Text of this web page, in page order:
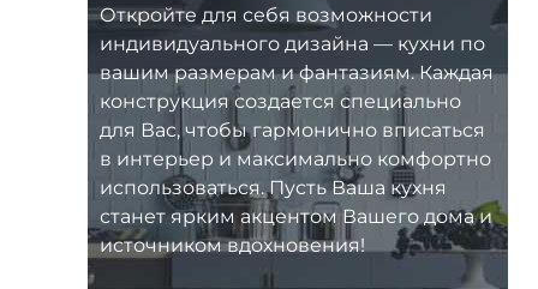
Откройте для себя возможности
индивидуального дизайна — кухни по
вашим размерам и фантазиям. Каждая
конструкция создается специально
для Вас, чтобы гармонично вписаться
в интерьер и максимально комфортно
использоваться. Пусть Ваша кухня
станет ярким акцентом Вашего дома и
источником вдохновения!